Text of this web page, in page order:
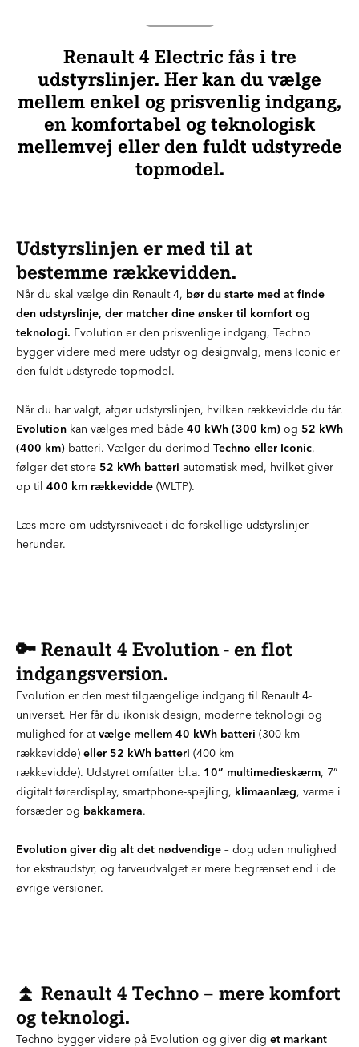
Renault 4 Electric fås i tre
udstyrslinjer. Her kan du vælge
mellem enkel og prisvenlig indgang,
en komfortabel og teknologisk
mellemvej eller den fuldt udstyrede
topmodel.
Udstyrslinjen er med til at
bestemme rækkevidden.
Når du skal vælge din Renault 4, bør du starte med at finde
den udstyrslinje, der matcher dine ønsker til komfort og
teknologi. Evolution er den prisvenlige indgang, Techno
bygger videre med mere udstyr og designvalg, mens Iconic er
den fuldt udstyrede topmodel.
Når du har valgt, afgør udstyrslinjen, hvilken rækkevidde du får.
Evolution kan vælges med både 40 kWh (300 km) og 52 kWh
(400 km) batteri. Vælger du derimod Techno eller Iconic,
følger det store 52 kWh batteri automatisk med, hvilket giver
op til 400 km rækkevidde (WLTP).
Læs mere om udstyrsniveaet i de forskellige udstyrslinjer
herunder.
🔑 Renault 4 Evolution - en flot
indgangsversion.
Evolution er den mest tilgængelige indgang til Renault 4-
universet. Her får du ikonisk design, moderne teknologi og
mulighed for atvælge mellem 40 kWh batteri (300 km
rækkevidde) eller 52 kWh batteri (400 km
rækkevidde). Udstyret omfatter bl.a. 10” multimedieskærm, 7”
digitalt førerdisplay, smartphone-spejling, klimaanlæg, varme i
forsæder og bakkamera.
Evolution giver dig alt det nødvendige – dog uden mulighed
for ekstraudstyr, og farveudvalget er mere begrænset end i de
øvrige versioner.
⏫ Renault 4 Techno – mere komfort
og teknologi.
Techno bygger videre på Evolution og giver dig et markant